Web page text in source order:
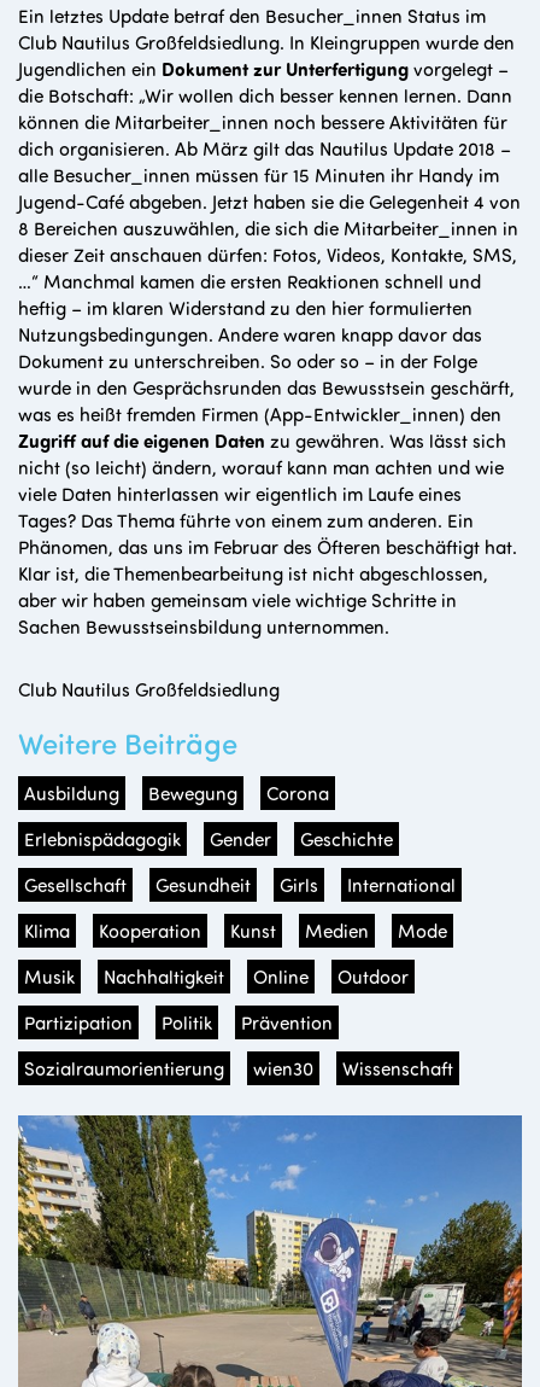
Ein letztes Update betraf den Besucher_innen Status im
Club Nautilus Großfeldsiedlung. In Kleingruppen wurde den
Jugendlichen ein Dokument zur Unterfertigungvorgelegt –
die Botschaft: „Wir wollen dich besser kennen lernen. Dann
können die Mitarbeiter_innen noch bessere Aktivitäten für
dich organisieren. Ab März gilt das Nautilus Update 2018 –
alle Besucher_innen müssen für 15 Minuten ihr Handy im
Jugend-Café abgeben. Jetzt haben sie die Gelegenheit 4 von
8 Bereichen auszuwählen, die sich die Mitarbeiter_innen in
dieser Zeit anschauen dürfen: Fotos, Videos, Kontakte, SMS,
…“ Manchmal kamen die ersten Reaktionen schnell und
heftig – im klaren Widerstand zu den hier formulierten
Nutzungsbedingungen. Andere waren knapp davor das
Dokument zu unterschreiben. So oder so – in der Folge
wurde in den Gesprächsrunden das Bewusstsein geschärft,
was es heißt fremden Firmen (App-Entwickler_innen) den
Zugriff auf die eigenen Daten zu gewähren. Was lässt sich
nicht (so leicht) ändern, worauf kann man achten und wie
viele Daten hinterlassen wir eigentlich im Laufe eines
Tages? Das Thema führte von einem zum anderen. Ein
Phänomen, das uns im Februar des Öfteren beschäftigt hat.
Klar ist, die Themenbearbeitung ist nicht abgeschlossen,
aber wir haben gemeinsam viele wichtige Schritte in
Sachen Bewusstseinsbildung unternommen.
Club Nautilus Großfeldsiedlung
Weitere Beiträge
Ausbildung Bewegung
Corona
Erlebnispädagogik
Gender
Geschichte
Gesellschaft
Gesundheit Girls
International
Klima
Kooperation Kunst Medien
Mode
Musik
Nachhaltigkeit Online
Outdoor
Partizipation
Politik
Prävention
Sozialraumorientierung
wien30 Wissenschaft